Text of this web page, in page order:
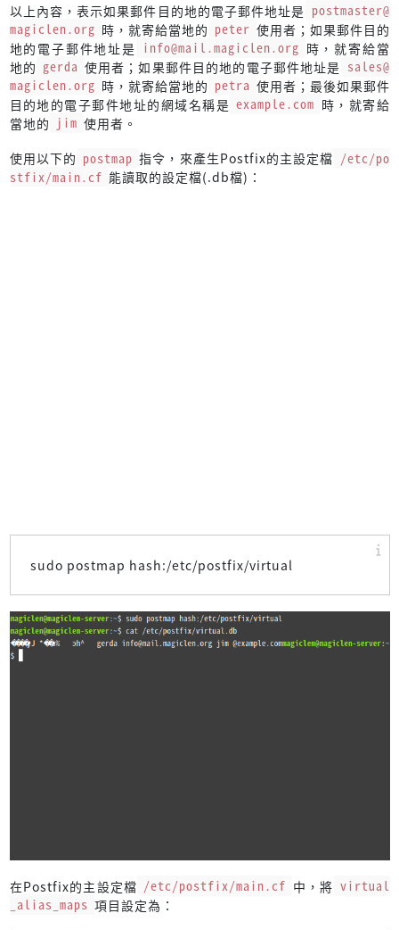
以上內容，表示如果郵件目的地的電子郵件地址是 postmaster@
magiclen.org 時，就寄給當地的 peter 使用者；如果郵件目的
地的電子郵件地址是 info@mail.magiclen.org 時，就寄給當
地的 gerda 使用者；如果郵件目的地的電子郵件地址是 sales@
magiclen.org 時，就寄給當地的 petra 使用者；最後如果郵件
目的地的電子郵件地址的網域名稱是 example.com 時，就寄給
當地的 jim 使用者。
使用以下的 postmap 指令，來產生Postfix的主設定檔 /etc/po
stfix/main.cf 能讀取的設定檔(.db檔)：
sudo postmap hash:/etc/postfix/virtual
在Postfix的主設定檔 /etc/postfix/main.cf 中，將 virtual
_alias_maps 項目設定為：